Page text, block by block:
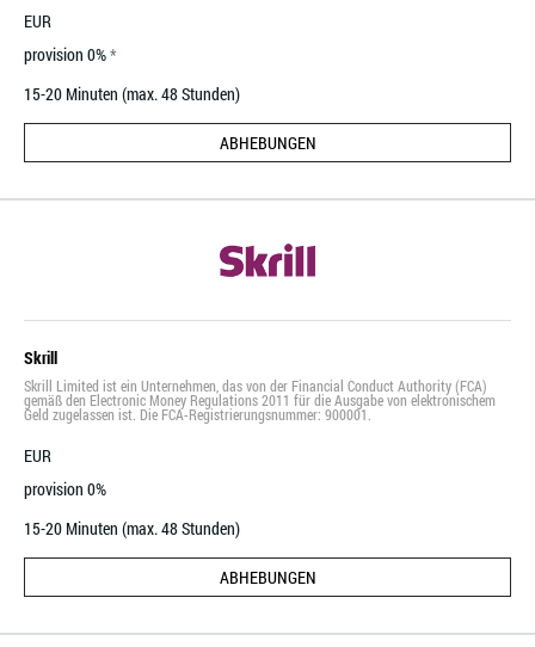
EUR
provision 0%
15-20 Minuten (max. 48 Stunden)
ABHEBUNGEN
Skrill
Skrill Limited ist ein Unternehmen, das von der Financial Conduct Authority (FCA)
gemäß den Electronic Money Regulations 2011 für die Ausgabe von elektronischem
Geld zugelassen ist. Die FCA-Registrierungsnummer: 900001.
EUR
provision 0%
15-20 Minuten (max. 48 Stunden)
ABHEBUNGEN